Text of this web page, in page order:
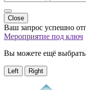
Close
Ваш запрос успешно
Мероприятие под ключ
Вы можете ещё выбрать
Left Right